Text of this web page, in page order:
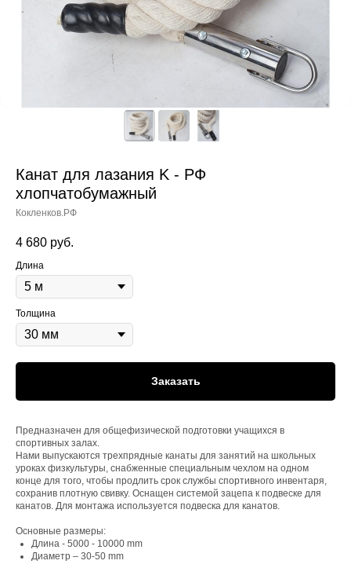
Канат для лазания K - РФ
хлопчатобумажный
Кокленков.РФ
4 680 руб.
Длина
Толщина
Заказать
Предназначен для общефизической подготовки учащихся в
спортивных залах.
Нами выпускаются трехпрядные канаты для занятий на школьных
уроках физкультуры, снабженные специальным чехлом на одном
конце для того, чтобы продлить срок службы спортивного инвентаря,
сохранив плотную свивку. Оснащен системой зацепа к подвеске для
канатов. Для монтажа используется подвеска для канатов.
Основные размеры:
Длина - 5000 - 10000 mm
Диаметр – 30-50 mm